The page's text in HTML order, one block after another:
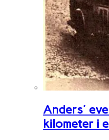
Anders'
kilometer i